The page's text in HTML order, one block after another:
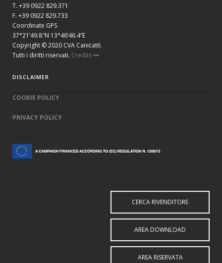
T. +39 0922 829.371
F. +39 0922 829.733
Coordinate GPS
37°21’49.8″N 13°46’46.4”E
Copyright © 2020 CVA Canicattì.
Tutti i diritti riservati. Credits
DISCLAIMER
COOKIE POLICY
PRIVACY POLICY
CERCA RIVENDITORE
AREA DOWNLOAD
AREA RISERVATA